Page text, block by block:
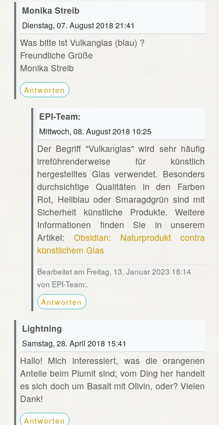
Monika Streib
Dienstag, 07. August 2018 21:41
Was bitte ist Vulkanglas (blau) ?
Freundliche Grüße
Monika Streib
Antworten
EPI-Team:
Mittwoch, 08. August 2018 10:25
Der Begriff "Vulkanglas" wird sehr häufig
irreführenderweise für künstlich
hergestelltes Glas verwendet. Besonders
durchsichtige Qualitäten in den Farben
Rot, Hellblau oder Smaragdgrün sind mit
Sicherheit künstliche Produkte. Weitere
Informationen finden Sie in unserem
Artikel:Obsidian: Naturprodukt contra
künstlichem Glas
Bearbeitet am Freitag, 13. Januar 2023 18:14
von EPI-Team:.
Antworten
Lightning
Samstag, 28. April 2018 15:41
Hallo! Mich interessiert, was die orangenen
Anteile beim Plumit sind; vom Ding her handelt
es sich doch um Basalt mit Olivin, oder? Vielen
Dank!
Antworten